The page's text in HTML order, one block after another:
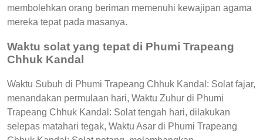
membolehkan orang beriman memenuhi kewajipan agama
mereka tepat pada masanya.
Waktu solat yang tepat di Phumi Trapeang
Chhuk Kandal
Waktu Subuh di Phumi Trapeang Chhuk Kandal: Solat fajar,
menandakan permulaan hari, Waktu Zuhur di Phumi
Trapeang Chhuk Kandal: Solat tengah hari, dilakukan
selepas matahari tegak, Waktu Asar di Phumi Trapeang